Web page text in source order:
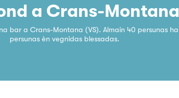
a Crans-Montana
bar a Crans-Montana (VS). Almain 40 persunas
persunas èn vegnidas blessadas.